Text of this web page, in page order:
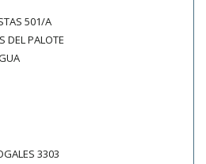
501/A
DEL PALOTE
3303